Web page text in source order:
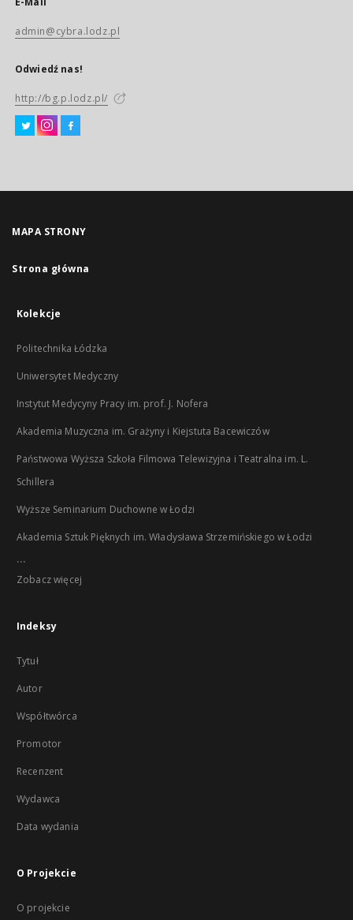
admin@cybra.lodz.pl
Odwiedź nas!
http://bg.p.lodz.pl/
MAPA STRONY
Strona główna
Kolekcje
Politechnika Łódzka
Uniwersytet Medyczny
Instytut Medycyny Pracy im. prof. J. Nofera
Akademia Muzyczna im. Grażyny i Kiejstuta Bacewiczów
Państwowa Wyższa Szkoła Filmowa Telewizyjna i Teatralna im. L.
Schillera
Wyższe Seminarium Duchowne w Łodzi
Akademia Sztuk Pięknych im. Władysława Strzemińskiego w Łodzi
...
Zobacz więcej
Indeksy
Tytuł
Autor
Współtwórca
Promotor
Recenzent
Wydawca
Data wydania
O Projekcie
O projekcie